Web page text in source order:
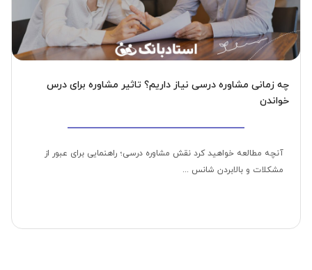
چه زمانی مشاوره درسی نیاز داریم؟ تاثیر مشاوره برای درس
خواندن
آنچه مطالعه خواهید کرد نقش مشاوره درسی؛ راهنمایی برای عبور از
مشکلات و بالابردن شانس ...